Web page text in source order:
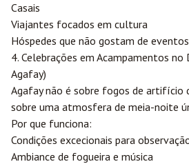
Casais
Viajantes focados em cultura
Hóspedes que não gostam de
4. Celebrações em Acampamentos
Agafay)
Agafay não é sobre fogos de artifício
sobre uma atmosfera de meia-noite
Por que funciona:
Condições excecionais para
Ambiance de fogueira e música